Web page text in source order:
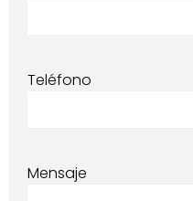
Teléfono
Mensaje